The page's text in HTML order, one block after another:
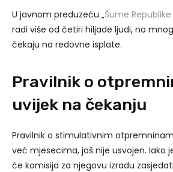
U javnom preduzeću „Šume Republike
radi više od četiri hiljade ljudi, no
čekaju na redovne isplate.
Pravilnik o
uvijek na čekanju
Pravilnik o stimulativnim
već mjesecima, još nije usvojen. Iako
će komisija za njegovu izradu